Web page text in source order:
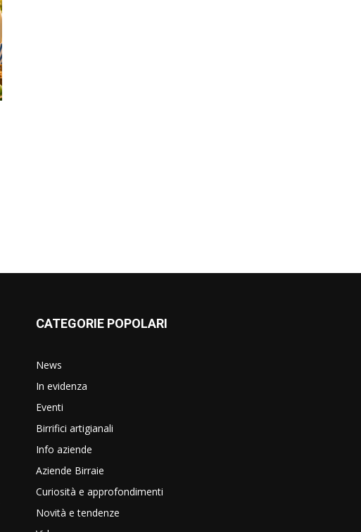
CATEGORIE POPOLARI
News
In evidenza
Eventi
Birrifici artigianali
Info aziende
Aziende Birraie
Curiosità e approfondimenti
Novità e tendenze